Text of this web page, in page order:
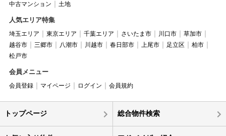
中古マンション
土地
人気エリア特集
埼玉エリア 東京エリア 千葉エリア さいたま市 川口市
草加市
越谷市
三郷市 八潮市 川越市 春日部市 上尾市 足立区
柏市
松戸市
会員メニュー
会員登録 マイページ ログイン 会員規約
トップページ 総合物件検索